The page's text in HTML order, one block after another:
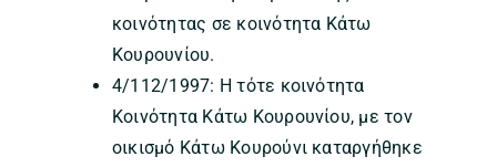
κοινότητας σε κοινότητα Κάτω
Κουρουνίου.
4/112/1997: Η τότε κοινότητα
Κοινότητα Kάτω Κουρουνίου, με τον
οικισμό Κάτω Κουρούνι καταργήθηκε